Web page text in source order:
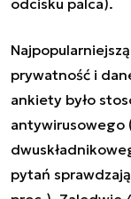
prywatność i
ankiety było
antywirusowego
pytań